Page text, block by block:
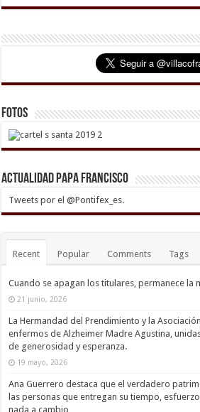
Fotos
Actualidad Papa Francisco
Tweets por el @Pontifex_es.
Recent Popular Comments Tags
Cuando se apagan los titulares, permanece la
21 junio, 2026
La Hermandad del Prendimiento y la
enfermos de Alzheimer Madre Agustina,
de generosidad y esperanza.
19 mayo, 2026
Ana Guerrero destaca que el verdadero
las personas que entregan su tiempo,
nada a cambio